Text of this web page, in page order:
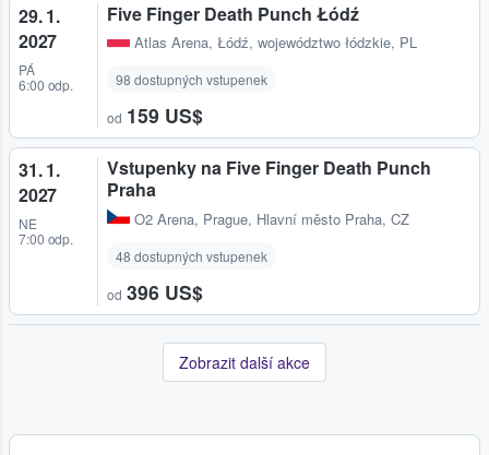
29. 1.
2027
PÁ
6:00 odp.
Five Finger Death Punch Łódź
Atlas Arena, Łódź, województwo łódzkie, PL
98 dostupných vstupenek
od 159 US$
31. 1.
2027
NE
7:00 odp.
Vstupenky na Five Finger Death Punch
Praha
O2 Arena, Prague, Hlavní město Praha, CZ
48 dostupných vstupenek
od 396 US$
Zobrazit další akce